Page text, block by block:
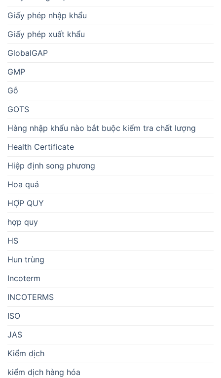
Giấy phép nhập khẩu
Giấy phép xuất khẩu
GlobalGAP
GMP
Gỗ
GOTS
Hàng nhập khẩu nào bắt buộc kiểm tra chất lượng
Health Certificate
Hiệp định song phương
Hoa quả
HỢP QUY
hợp quy
HS
Hun trùng
Incoterm
INCOTERMS
ISO
JAS
Kiểm dịch
kiểm dịch hàng hóa